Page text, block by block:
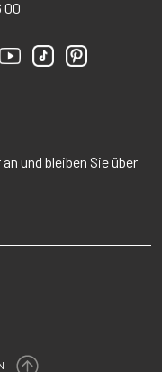
00
und bleiben Sie über